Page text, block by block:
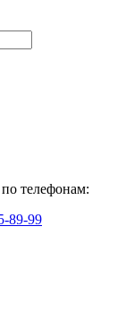
телефонам:
89-99